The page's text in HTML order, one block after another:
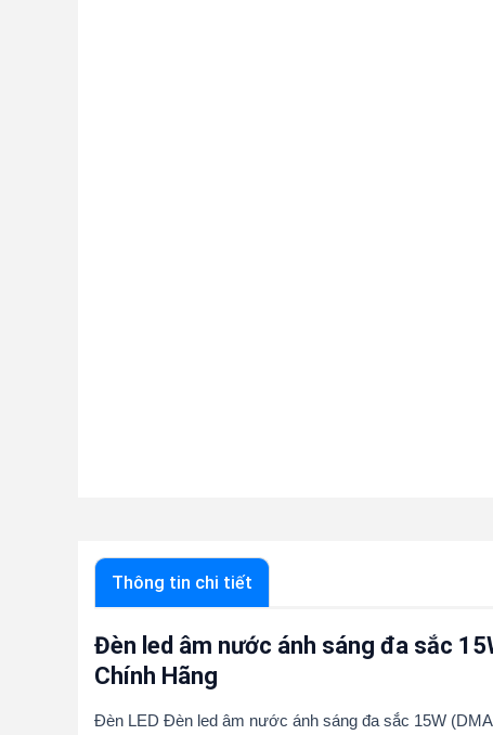
Thông tin chi tiết
Đèn led âm nước ánh sáng đa sắc
Chính Hãng
Đèn LED Đèn led âm nước ánh sáng đa sắc 15W